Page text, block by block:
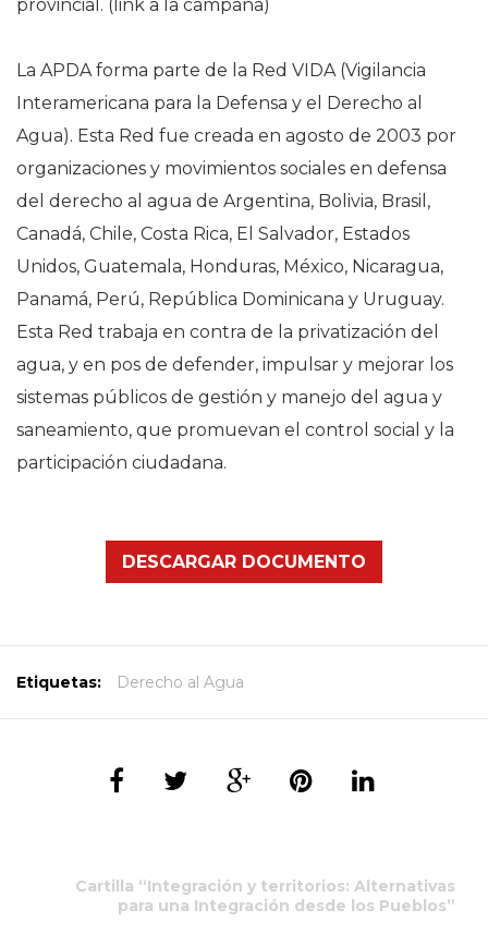
provincial. (link a la campaña)
La APDA forma parte de la Red VIDA (Vigilancia
Interamericana para la Defensa y el Derecho al
Agua). Esta Red fue creada en agosto de 2003 por
organizaciones y movimientos sociales en defensa
del derecho al agua de Argentina, Bolivia, Brasil,
Canadá, Chile, Costa Rica, El Salvador, Estados
Unidos, Guatemala, Honduras, México, Nicaragua,
Panamá, Perú, República Dominicana y Uruguay.
Esta Red trabaja en contra de la privatización del
agua, y en pos de defender, impulsar y mejorar los
sistemas públicos de gestión y manejo del agua y
saneamiento, que promuevan el control social y la
participación ciudadana.
DESCARGAR DOCUMENTO
Etiquetas: Derecho al Agua
Cartilla “Integración y territorios: Alternativas
para una Integración desde los Pueblos”